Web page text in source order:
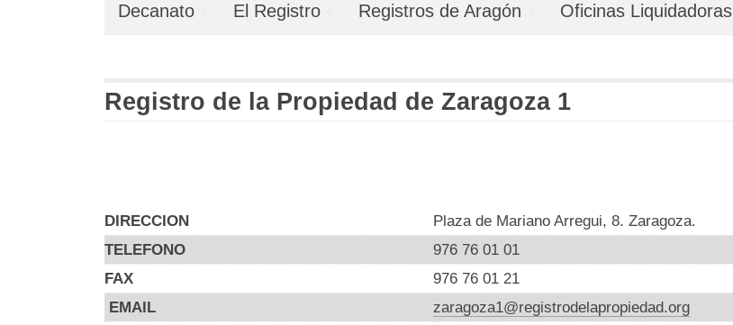
Decanato El Registro Registros de Aragón Oficinas Liquidadoras
Registro de la Propiedad de Zaragoza 1
DIRECCION
Plaza de Mariano Arregui, 8. Zaragoza.
TELEFONO
976 76 01 01
FAX
976 76 01 21
EMAIL
zaragoza1@registrodelapropiedad.org